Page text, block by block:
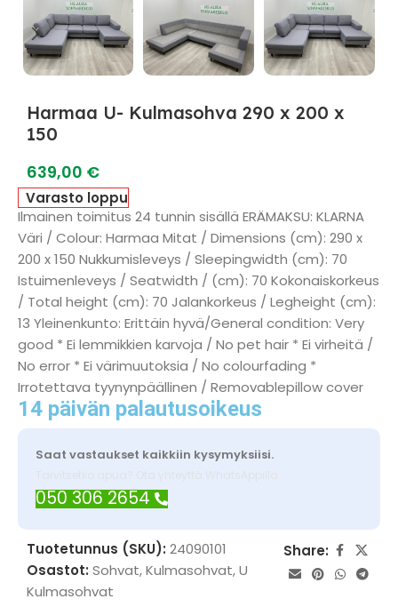
Harmaa U- Kulmasohva 290 x 200 x
150
639,00 €
Varasto loppu
Ilmainen toimitus 24 tunnin sisällä ERÄMAKSU: KLARNA
Väri / Colour: Harmaa Mitat / Dimensions (cm): 290 x
200 x 150 Nukkumisleveys / Sleepingwidth (cm): 70
Istuimenleveys / Seatwidth / (cm): 70 Kokonaiskorkeus
/ Total height (cm): 70 Jalankorkeus / Legheight (cm):
13 Yleinenkunto: Erittäin hyvä/General condition: Very
good * Ei lemmikkien karvoja / No pet hair * Ei virheitä /
No error * Ei värimuutoksia / No colourfading *
Irrotettava tyynynpäällinen / Removablepillow cover
14 päivän palautusoikeus
Saat vastaukset kaikkiin kysymyksiisi.
Tarvitsetko apua? Ota yhteyttä WhatsAppilla
050 306 2654
Tuotetunnus (SKU): 24090101
Osastot: Sohvat,Kulmasohvat,U
Kulmasohvat
Share: